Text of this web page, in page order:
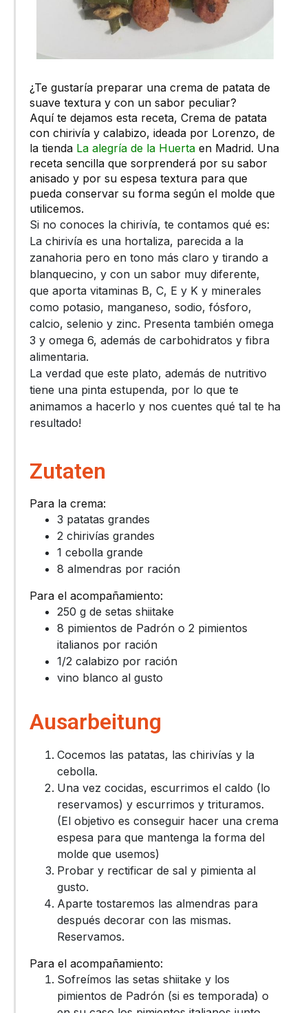
¿Te gustaría preparar una crema de patata de
suave textura y con un sabor peculiar?
Aquí te dejamos esta receta, Crema de patata
con chirivía y calabizo, ideada por Lorenzo, de
la tienda La alegría de la Huerta en Madrid. Una
receta sencilla que sorprenderá por su sabor
anisado y por su espesa textura para que
pueda conservar su forma según el molde que
utilicemos.
Si no conoces la chirivía, te contamos qué es:
La chirivía es una hortaliza, parecida a la
zanahoria pero en tono más claro y tirando a
blanquecino, y con un sabor muy diferente,
que aporta vitaminas B, C, E y K y minerales
como potasio, manganeso, sodio, fósforo,
calcio, selenio y zinc. Presenta también omega
3 y omega 6, además de carbohidratos y fibra
alimentaria.
La verdad que este plato, además de nutritivo
tiene una pinta estupenda, por lo que te
animamos a hacerlo y nos cuentes qué tal te ha
resultado!
Zutaten
Para la crema:
3 patatas grandes
2 chirivías grandes
1 cebolla grande
8 almendras por ración
Para el acompañamiento:
250 g de setas shiitake
8 pimientos de Padrón o 2 pimientos
italianos por ración
1/2 calabizo por ración
vino blanco al gusto
Ausarbeitung
Cocemos las patatas, las chirivías y la
cebolla.
Una vez cocidas, escurrimos el caldo (lo
reservamos) y escurrimos y trituramos.
(El objetivo es conseguir hacer una crema
espesa para que mantenga la forma del
molde que usemos)
Probar y rectificar de sal y pimienta al
gusto.
Aparte tostaremos las almendras para
después decorar con las mismas.
Reservamos.
Para el acompañamiento:
Sofreímos las setas shiitake y los
pimientos de Padrón (si es temporada) o